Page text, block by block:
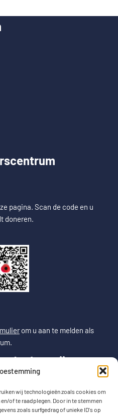
wij technologieën zoals cookies om
of te raadplegen. Door in te stemmen
zoals surfgedrag of unieke ID's op
pagina. Scan de code en u
doneren.
om u aan te melden als
Dan kunt u uw lot of loten
kost u verder niets. Periodiek